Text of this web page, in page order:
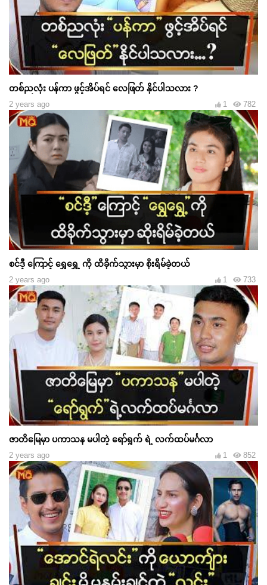
တစ်ညလုံး ပန်ကာ ဖွင့်အိပ်ရင် လေဖြတ် နိုင်ပါသလား ?
2 years ago 782
1
စင်ဒီ့ ကြောင့် ရွှေရွှေ့ ကို ထိခိုက်သွားမှာ စိုးရိမ်ခဲ့တယ်
2 years ago 733
1
ဇာတိမြေမှာ ပကာသန မပါတဲ့ ရော်ရွက် ရဲ့ လက်ထပ်မင်္ဂလာ
2 years ago 852
1